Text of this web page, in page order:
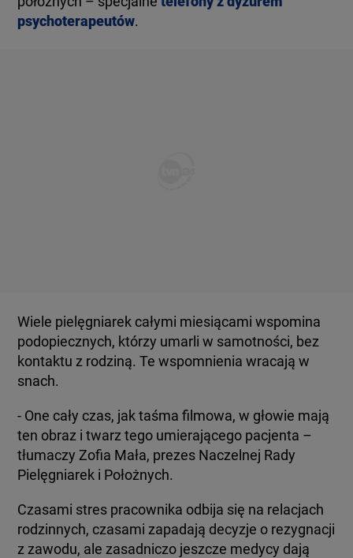
psychoterapeutów.
Wiele pielęgniarek całymi miesiącami wspomina
podopiecznych, którzy umarli w samotności, bez
kontaktu z rodziną. Te wspomnienia wracają w
snach.
- One cały czas, jak taśma filmowa, w głowie mają
ten obraz i twarz tego umierającego pacjenta –
tłumaczy Zofia Mała, prezes Naczelnej Rady
Pielęgniarek i Położnych.
Czasami stres pracownika odbija się na relacjach
rodzinnych, czasami zapadają decyzje o rezygnacji
z zawodu, ale zasadniczo jeszcze medycy dają